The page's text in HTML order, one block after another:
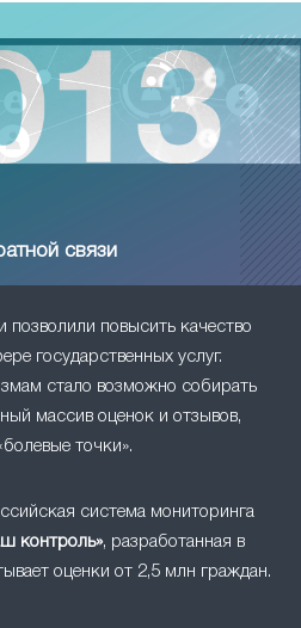
позволили повысить качество
государственных услуг.
стало возможно собирать
массив оценок и отзывов,
точки».
связи
система мониторинга
контроль», разработанная в
оценки от 2,5 млн граждан.